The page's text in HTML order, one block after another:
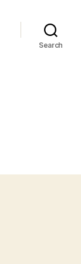
Search